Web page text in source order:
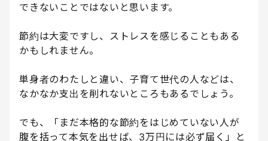
できないことではないと思います。
節約は大変ですし、ストレスを感じることもある
かもしれません。
単身者のわたしと違い、子育て世代の人などは、
なかなか支出を削れないところもあるでしょう。
でも、「まだ本格的な節約をはじめていない人が
腹を括って本気を出せば、3万円には必ず届く」と